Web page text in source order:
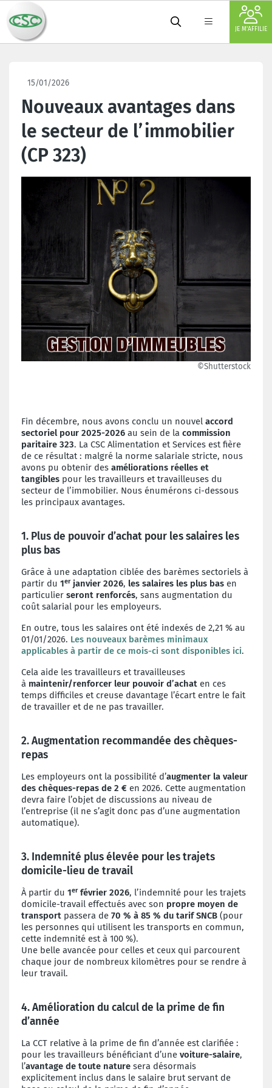
JE M'AFFILIE
15/01/2026
Nouveaux avantages dans
le secteur de l’immobilier
(CP 323)
©Shutterstock
Fin décembre, nous avons conclu un nouvel accord
sectoriel pour 2025-2026 au sein de la commission
paritaire 323. La CSC Alimentation et Services est fière
de ce résultat : malgré la norme salariale stricte, nous
avons pu obtenir des améliorations réelles et
tangibles pour les travailleurs et travailleuses du
secteur de l’immobilier. Nous énumérons ci-dessous
les principaux avantages.
1. Plus de pouvoir d’achat pour les salaires les
plus bas
Grâce à une adaptation ciblée des barèmes sectoriels à
partir du 1erjanvier 2026, les salaires les plus bas en
particulier seront renforcés, sans augmentation du
coût salarial pour les employeurs.
En outre, tous les salaires ont été indexés de 2,21 % au
01/01/2026. Les nouveaux barèmes minimaux
applicables à partir de ce mois-ci sont disponibles ici.
Cela aide les travailleurs et travailleuses
à maintenir/renforcer leur pouvoir d’achat en ces
temps difficiles et creuse davantage l’écart entre le fait
de travailler et de ne pas travailler.
2. Augmentation recommandée des chèques-
repas
Les employeurs ont la possibilité d’augmenter la valeur
des chèques-repas de 2 € en 2026. Cette augmentation
devra faire l’objet de discussions au niveau de
l’entreprise (il ne s’agit donc pas d’une augmentation
automatique).
3. Indemnité plus élevée pour les trajets
domicile-lieu de travail
À partir du 1erfévrier 2026, l’indemnité pour les trajets
domicile-travail effectués avec son propre moyen de
transport passera de 70 % à 85 % du tarif SNCB (pour
les personnes qui utilisent les transports en commun,
cette indemnité est à 100 %).
Une belle avancée pour celles et ceux qui parcourent
chaque jour de nombreux kilomètres pour se rendre à
leur travail.
4. Amélioration du calcul de la prime de fin
d’année
La CCT relative à la prime de fin d’année est clarifiée :
pour les travailleurs bénéficiant d’une voiture-salaire,
l’avantage de toute nature sera désormais
explicitement inclus dans le salaire brut servant de